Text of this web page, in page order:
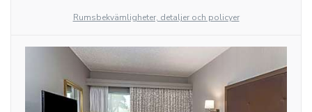
Rumsbekvämligheter, detaljer och policyer